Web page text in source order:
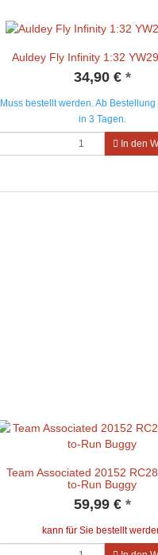
Auldey Fly Infinity 1:32
34,90 € *
Muss bestellt werden. Ab
in 3 Tagen.
In den
Team Associated 20152
to-Run Buggy
59,99 € *
kann für Sie bestellt